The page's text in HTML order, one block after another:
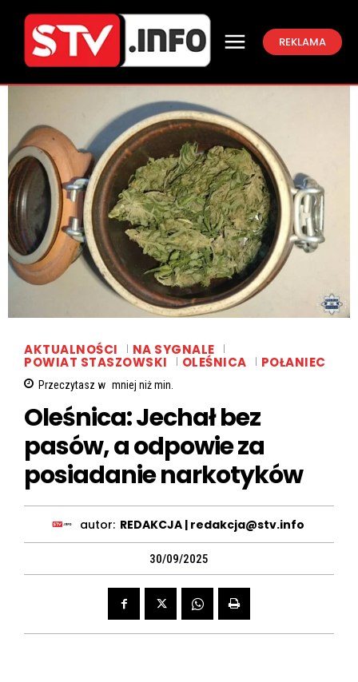
REKLAMA
AKTUALNOŚCI NA SYGNALE
POWIAT STASZOWSKI OLEŚNICA POŁANIEC
Przeczytasz w mniej niżmin.
Oleśnica: Jechał bez
pasów, a odpowie za
posiadanie narkotyków
autor: REDAKCJA | redakcja@stv.info
30/09/2025